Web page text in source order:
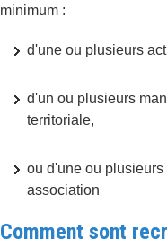
minimum :
d'une ou plusieurs
d'un ou plusieurs
territoriale,
ou d'une ou
association
Comment sont